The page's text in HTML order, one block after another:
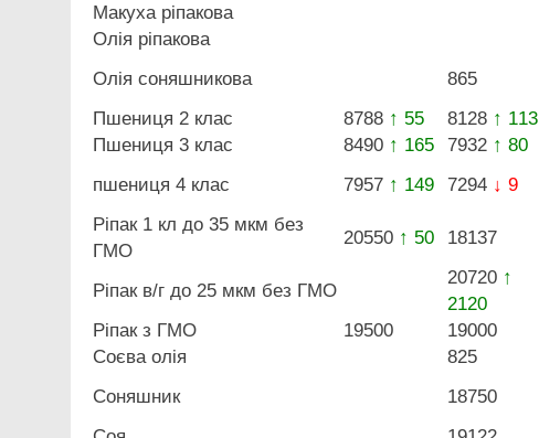
Макуха ріпакова
Олія ріпакова
Олія соняшникова
865
Пшениця 2 клас
8788 ↑ 55 8128 ↑ 113
Пшениця 3 клас
8490 ↑ 165 7932 ↑ 80
пшениця 4 клас
7957 ↑ 149 7294 ↓ 9
Ріпак 1 кл до 35 мкм без
ГМО
20550 ↑ 50 18137
Ріпак в/г до 25 мкм без ГМО
20720 ↑
2120
Ріпак з ГМО
19500
19000
Соєва олія
825
Соняшник
18750